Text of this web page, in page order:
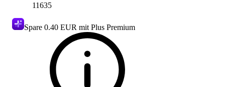
11635
Spare 0.40 EUR mit Plus Premium